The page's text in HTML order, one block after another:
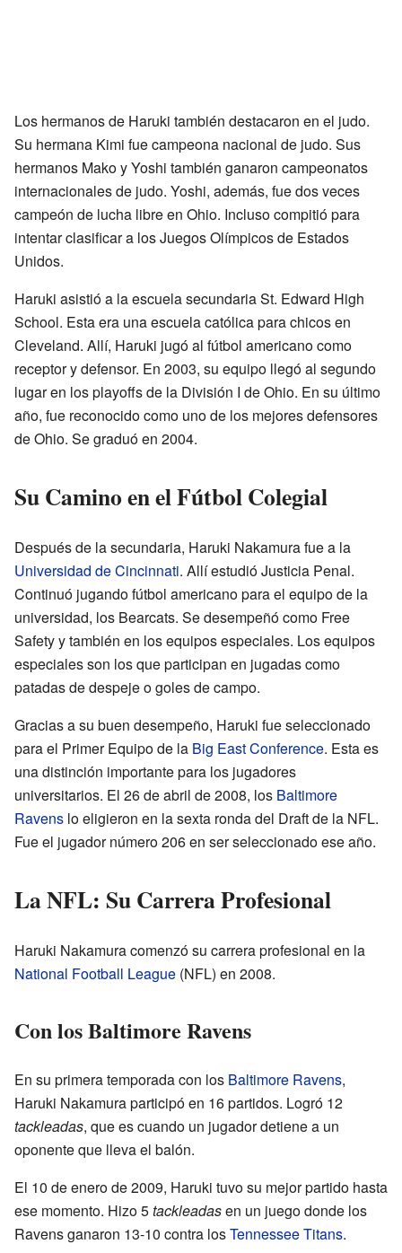
Los hermanos de Haruki también destacaron en el judo.
Su hermana Kimi fue campeona nacional de judo. Sus
hermanos Mako y Yoshi también ganaron campeonatos
internacionales de judo. Yoshi, además, fue dos veces
campeón de lucha libre en Ohio. Incluso compitió para
intentar clasificar a los Juegos Olímpicos de Estados
Unidos.
Haruki asistió a la escuela secundaria St. Edward High
School. Esta era una escuela católica para chicos en
Cleveland. Allí, Haruki jugó al fútbol americano como
receptor y defensor. En 2003, su equipo llegó al segundo
lugar en los playoffs de la División I de Ohio. En su último
año, fue reconocido como uno de los mejores defensores
de Ohio. Se graduó en 2004.
Su Camino en el Fútbol Colegial
Después de la secundaria, Haruki Nakamura fue a la
Universidad de Cincinnati. Allí estudió Justicia Penal.
Continuó jugando fútbol americano para el equipo de la
universidad, los Bearcats. Se desempeñó como Free
Safety y también en los equipos especiales. Los equipos
especiales son los que participan en jugadas como
patadas de despeje o goles de campo.
Gracias a su buen desempeño, Haruki fue seleccionado
para el Primer Equipo de la Big East Conference. Esta es
una distinción importante para los jugadores
universitarios. El 26 de abril de 2008, los Baltimore
Ravens lo eligieron en la sexta ronda del Draft de la NFL.
Fue el jugador número 206 en ser seleccionado ese año.
La NFL: Su Carrera Profesional
Haruki Nakamura comenzó su carrera profesional en la
National Football League (NFL) en 2008.
Con los Baltimore Ravens
En su primera temporada con los Baltimore Ravens,
Haruki Nakamura participó en 16 partidos. Logró 12
tackleadas, que es cuando un jugador detiene a un
oponente que lleva el balón.
El 10 de enero de 2009, Haruki tuvo su mejor partido hasta
ese momento. Hizo 5tackleadasen un juego donde los
Ravens ganaron 13-10 contra losTennessee Titans.